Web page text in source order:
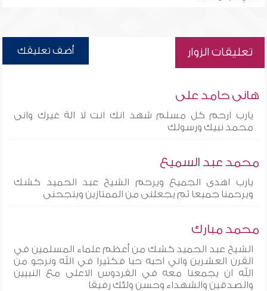
تعليقات الزوار أضف تعليقك
هانى حامد على
يارب ارحم كل مسلم شهد انك انت لا الة غيرك وانى
محمد نبيك ورسولك
محمد عبد السميع
يارب اهدى الجميع ويرحم الشيخ عبد الحميد كشك
ويرحمنا جميعا ثم يجعلنى من الممتازين وينجحنى
محمد مبارك
الشيخ عبد الحميد كشك من أعظم علماء المسلمين في
القرن العشرين واني احبه حبا فكثيرا في الله ونرجو من
الله ان يجمعنا معه في الفردوس الاعلى مع النبيين
والصدقين والشهداء وحسن ولئك رفيقا